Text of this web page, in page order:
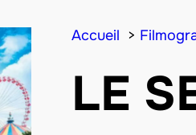
Accueil
LE